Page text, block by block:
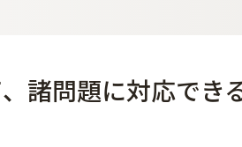
諸問題に対応でき